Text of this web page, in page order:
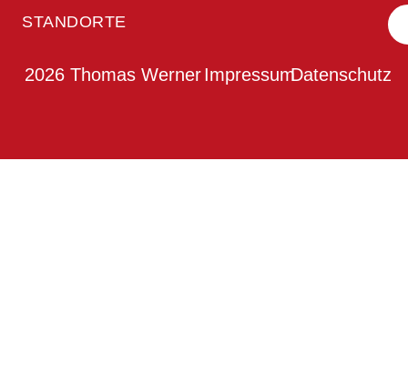
STANDORTE
2026 Thomas WernerImpressumDatenschutz